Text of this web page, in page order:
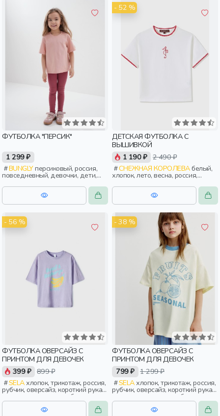
ФУТБОЛКА "ПЕРСИК"
1 299 ₽
BUNGLYперсиковый, россия,
повседневный, девочки, дети,
- 52 %
ДЕТСКАЯ ФУТБОЛКА С
ВЫШИВКОЙ
1 190 ₽ 2 490 ₽
СНЕЖНАЯ КОРОЛЕВАбелый,
хлопок, лето, весна, россия,
вышивка, девочки, дети
- 56 %
ФУТБОЛКА ОВЕРСАЙЗ С
ПРИНТОМ ДЛЯ ДЕВОЧЕК
399 ₽ 899 ₽
SELAхлопок, трикотаж, россия,
рубчик, оверсайз, короткий рукав,
прямые, короткие, свободные,
принт, вырез, круглый вырез,
девочки, дети
- 38 %
ФУТБОЛКА ОВЕРСАЙЗ С
ПРИНТОМ ДЛЯ ДЕВОЧЕК
799 ₽ 1 299 ₽
SELAхлопок, трикотаж, россия,
рубчик, оверсайз, короткий рукав,
прямые, короткие, свободные,
принт, вырез, круглый вырез,
девочки, дети